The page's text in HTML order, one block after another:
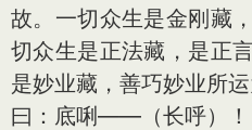
故。一切众生是金刚藏
切众生是正法藏，是正
是妙业藏，善巧妙业所
曰：底唎——（长呼）！